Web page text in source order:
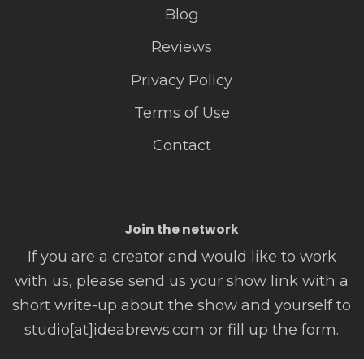
Blog
Reviews
Privacy Policy
Terms of Use
Contact
Join the network
If you are a creator and would like to work
with us, please send us your show link with a
short write-up about the show and yourself to
studio[at]ideabrews.com or fill up the form.